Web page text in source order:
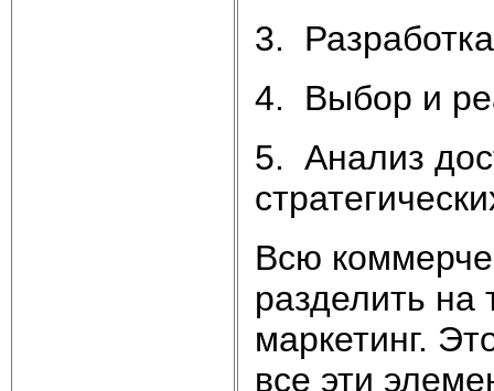
3.
4. Выбор и
5. Анализ
Всю
разделить
маркетинг.
все эти